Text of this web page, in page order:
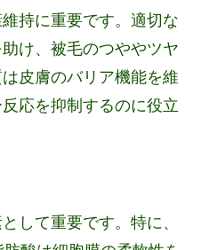
持に重要です。適切な
け、被毛のつややツヤ
皮膚のバリア機能を維
応を抑制するのに役立
して重要です。特に、